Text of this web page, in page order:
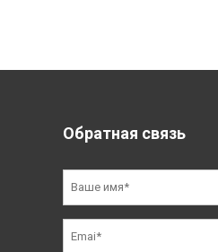
Обратная связь